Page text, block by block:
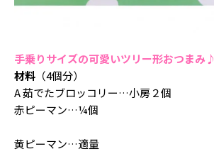
手乗りサイズの可愛いツリー形おつまみ♪
材料 （4個分）
A 茹でたブロッコリー…小房２個
赤ピーマン…¼個
黄ピーマン…適量